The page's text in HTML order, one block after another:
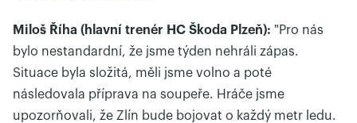
Miloš Říha (hlavní trenér HC Škoda Plzeň): "Pro nás
bylo nestandardní, že jsme týden nehráli zápas.
Situace byla složitá, měli jsme volno a poté
následovala příprava na soupeře. Hráče jsme
upozorňovali, že Zlín bude bojovat o každý metr ledu.